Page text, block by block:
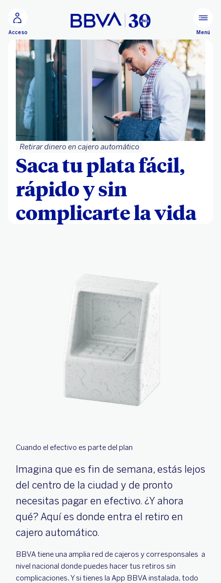
Acceso Menú
Retirar dinero en cajero automático
Saca tu plata fácil,
rápido y sin
complicarte la vida
Cuando el efectivo es parte del plan
Imagina que es fin de semana, estás lejos
del centro de la ciudad y de pronto
necesitas pagar en efectivo. ¿Y ahora
qué? Aquí es donde entra el retiro en
cajero automático.
BBVA tiene una amplia red de cajeros y corresponsales a
nivel nacional donde puedes hacer tus retiros sin
complicaciones. Y si tienes la App BBVA instalada, todo